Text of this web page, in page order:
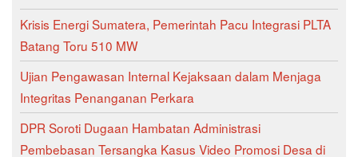
Krisis Energi Sumatera, Pemerintah Pacu Integrasi PLTA
Batang Toru 510 MW
Ujian Pengawasan Internal Kejaksaan dalam Menjaga
Integritas Penanganan Perkara
DPR Soroti Dugaan Hambatan Administrasi
Pembebasan Tersangka Kasus Video Promosi Desa di